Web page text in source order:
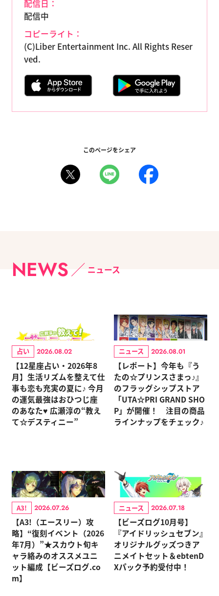
配信日：
配信中
コピーライト：
(C)Liber Entertainment Inc. All Rights Reser
ved.
このページをシェア
NEWS ニュース
占い 2026.08.02
【12星座占い・2026年8
月】生活リズムを整えて仕
事も恋も充実の夏に♪ 今月
の運気最強はおひつじ座
のあなた♥ 広瀬淳の“教え
て☆デスティニー”
ニュース 2026.08.01
【レポート】今年も『う
たの☆プリンスさまっ♪』
のフラッグシップストア
「UTA☆PRI GRAND SHO
P」が開催！ 注目の商品
ラインナップをチェック♪
A3! 2026.07.26
【A3!（エースリー）攻
略】“復刻イベント（2026
年7月）”★スカウト旬キ
ャラ絡みのオススメユニ
ット編成【ビーズログ.co
m】
ニュース 2026.07.18
【ビーズログ10月号】
『アイドリッシュセブン』
オリジナルグッズつきア
ニメイトセット＆ebtenD
Xパック予約受付中！